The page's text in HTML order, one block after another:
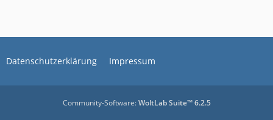
Datenschutzerklärung Impressum
Community-Software:WoltLab Suite™ 6.2.5